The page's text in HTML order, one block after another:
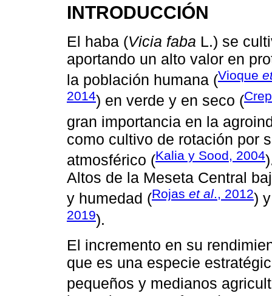
INTRODUCCIÓN
El haba (Vicia faba L.) se
aportando un alto valor en
la población humana (Vioque
2014) en verde y en seco (
gran importancia en la
como cultivo de rotación por
atmosférico (Kalia y Sood, 2004
Altos de la Meseta Central
y humedad (Rojas et al., 2012)
2019).
El incremento en su
que es una especie
pequeños y medianos